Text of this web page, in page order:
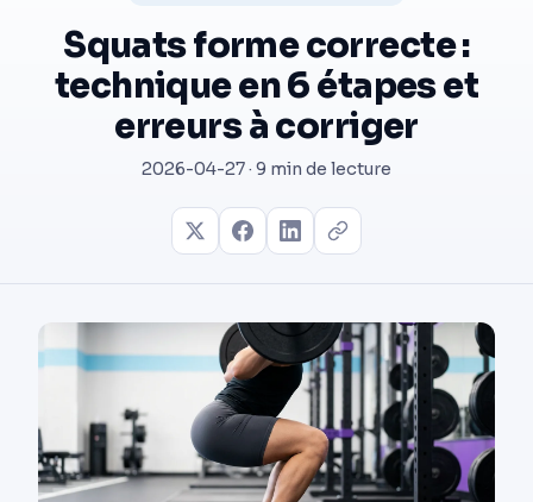
Squats forme correcte :
technique en 6 étapes et
erreurs à corriger
2026-04-27 · 9 min de lecture